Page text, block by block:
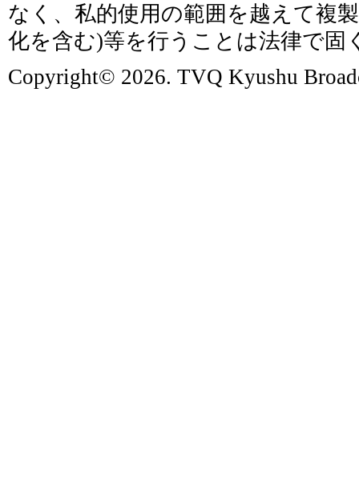
なく、私的使用の範囲を越えて複
化を含む)等を行うことは法律で固
Copyright© 2026. TVQ Kyushu